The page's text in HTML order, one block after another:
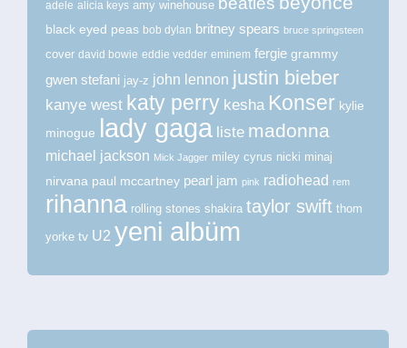
adele alicia keys amy winehouse
black eyed peas bob dylan britney spears bruce springsteen
cover david bowie eddie vedder eminem fergie grammy
gwen stefani jay-z john lennon justin bieber
kanye west katy perry kesha Konser kylie
minogue lady gaga liste madonna
michael jackson Mick Jagger miley cyrus nicki minaj
nirvana paul mccartney pearl jam pink radiohead rem
rihanna rolling stones shakira taylor swift thom
yorke tv U2 yeni albüm